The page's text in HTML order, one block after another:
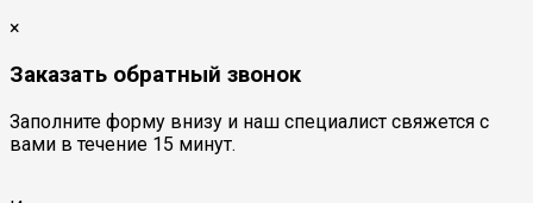
×
Заказать обратный звонок
Заполните форму внизу и наш специалист свяжется с
вами в течение 15 минут.